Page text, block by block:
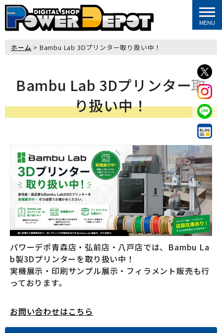
MENU
ホーム > Bambu Lab 3Dプリンター取り扱い中！
Bambu Lab 3Dプリンター取
り扱い中！
パワーデポ青森店・弘前店・八戸店では、Bambu La
b製3Dプリンターを取り扱い中！
実機展示・印刷サンプル展示・フィラメント販売も行
っております。
お問い合わせはこちら